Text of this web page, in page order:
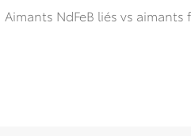
Aimants NdFeB liés vs aimants